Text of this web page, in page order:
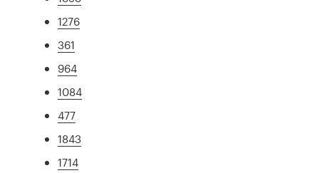
1276
361
964
1084
477
1843
1714